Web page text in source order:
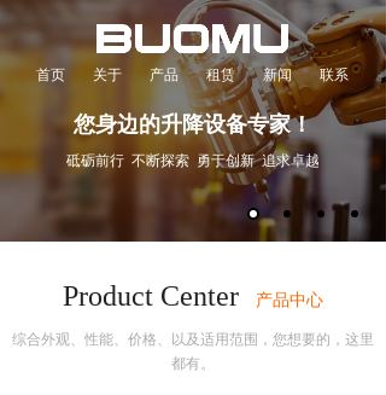
首页 关于 产品 租赁 新闻 联系
您身边的升降设备专家！
砥砺前行 不断探索 勇于创新 追求卓越
Product Center 产品中心
综合外观、性能、价格、以及适用范围， 您想要的，这里
都有。